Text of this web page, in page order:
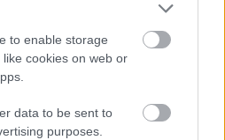
to enable storage
cookies on web or
data to be sent to
purposes.
12 órája